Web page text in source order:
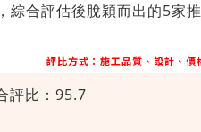
合評估後脫穎而出的5家
評比方式：施工品質、設計、價
評比：95.7